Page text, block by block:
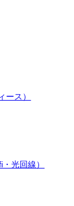
ース）
光回線）